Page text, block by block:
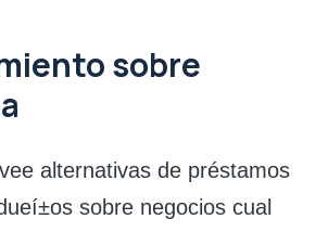
sobre
alternativas de préstamos
sobre negocios cual